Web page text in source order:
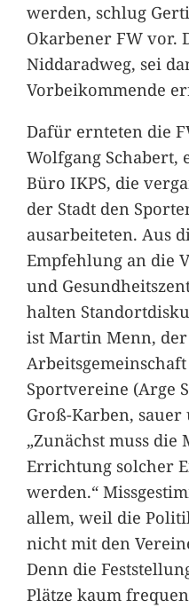
werden, schlug
Okarbener FW vor.
Niddaradweg, sei
Vorbeikommende
Dafür ernteten die
Wolfgang Schabert,
Büro IKPS, die
der Stadt den
ausarbeiteten. Aus
Empfehlung an die
und
halten
ist Martin Menn,
Sportvereine (Arge
Groß-Karben,
„Zunächst muss
Errichtung solcher
werden.“
allem, weil die
nicht mit den
Denn die
Plätze kaum